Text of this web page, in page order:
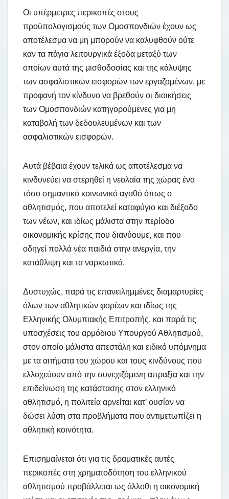
Οι υπέρμετρες περικοπές στους
προϋπολογισμούς των Ομοσπονδιών έχουν ως
αποτέλεσμα να μη μπορούν να καλυφθούν ούτε
καν τα πάγια λειτουργικά έξοδα μεταξύ των
οποίων αυτά της μισθοδοσίας και της κάλυψης
των ασφαλιστικών εισφορών των εργαζομένων, με
προφανή τον κίνδυνο να βρεθούν οι διοικήσεις
των Ομοσπονδιών κατηγορούμενες για μη
καταβολή των δεδουλευμένων και των
ασφαλιστικών εισφορών.
Αυτά βέβαια έχουν τελικά ως αποτέλεσμα να
κινδυνεύει να στερηθεί η νεολαία της χώρας ένα
τόσο σημαντικό κοινωνικό αγαθό όπως ο
αθλητισμός, που αποτελεί καταφύγιο και διέξοδο
των νέων, και ιδίως μάλιστα στην περίοδο
οικονομικής κρίσης που διανύουμε, και που
οδηγεί πολλά νέα παιδιά στην ανεργία, την
κατάθλιψη και τα ναρκωτικά.
Δυστυχώς, παρά τις επανειλημμένες διαμαρτυρίες
όλων των αθλητικών φορέων και ιδίως της
Ελληνικής Ολυμπιακής Επιτροπής, και παρά τις
υποσχέσεις του αρμόδιου Υπουργού Αθλητισμού,
στον οποίο μάλιστα απεστάλη και ειδικό υπόμνημα
με τα αιτήματα του χώρου και τους κινδύνους που
ελλοχεύουν από την συνεχιζόμενη απραξία και την
επιδείνωση της κατάστασης στον ελληνικό
αθλητισμό, η πολιτεία αρνείται κατ’ ουσίαν να
δώσει λύση στα προβλήματα που αντιμετωπίζει η
αθλητική κοινότητα.
Επισημαίνεται ότι για τις δραματικές αυτές
περικοπές στη χρηματοδότηση του ελληνικού
αθλητισμού προβάλλεται ως άλλοθι η οικονομική